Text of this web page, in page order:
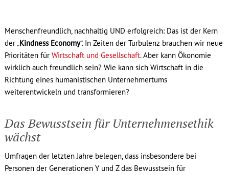
Menschenfreundlich, nachhaltig UND erfolgreich: Das ist der Kern
der „Kindness Economy“. In Zeiten der Turbulenz brauchen wir neue
Prioritäten für Wirtschaft und Gesellschaft. Aber kann Ökonomie
wirklich auch freundlich sein? Wie kann sich Wirtschaft in die
Richtung eines humanistischen Unternehmertums
weiterentwickeln und transformieren?
Das Bewusstsein für Unternehmensethik
wächst
Umfragen der letzten Jahre belegen, dass insbesondere bei
Personen der Generationen Y und Z das Bewusstsein für